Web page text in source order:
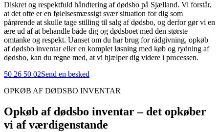
Diskret og respektfuld håndtering af dødsbo på Sjælland. Vi forstår,
at det ofte er en følelsesmæssigt svær situation for dig som
pårørende at skulle tage stilling til salg af dødsbo, og derfor gør vi en
ære ud af at behandle både dig og dødsboet med den største
omtanke og respekt. Uanset om du har brug for rådgivning, opkøb
af dødsbo inventar eller en komplet løsning med køb og rydning af
dødsbo, kan du regne med, at vi hjælper dig videre i processen.
50 26 50 02Send en besked
OPKØB AF DØDSBO INVENTAR
Opkøb af dødsbo inventar – det opkøber
vi af værdigenstande